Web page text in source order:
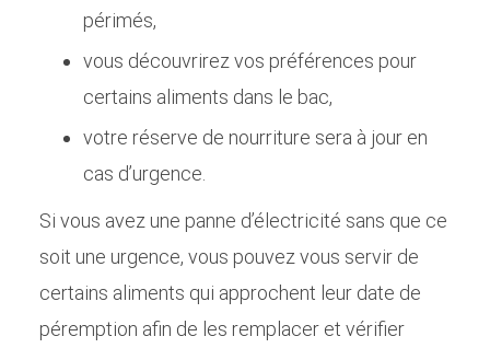
périmés,
vous découvrirez vos préférences pour
certains aliments dans le bac,
votre réserve de nourriture sera à jour en
cas d’urgence.
Si vous avez une panne d’électricité sans que ce
soit une urgence, vous pouvez vous servir de
certains aliments qui approchent leur date de
péremption afin de les remplacer et vérifier